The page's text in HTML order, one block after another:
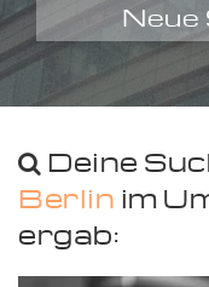
Neue
Deine
Berlin im
ergab: